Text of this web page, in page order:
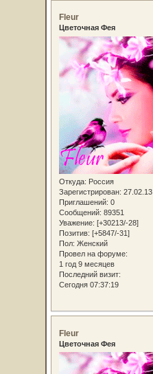
Fleur
Цветочная Фея
Откуда: Россия
Зарегистрирован: 27.02.13
Приглашений: 0
Сообщений: 89351
Уважение: [+30213/-28]
Позитив: [+5847/-31]
Пол: Женский
Провел на форуме:
1 год 9 месяцев
Последний визит:
Сегодня 07:37:19
Fleur
Цветочная Фея